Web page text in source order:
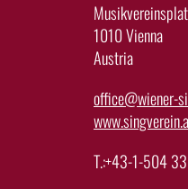
1010 Vienna
Austria
office@wiener-
T.:+43-1-504